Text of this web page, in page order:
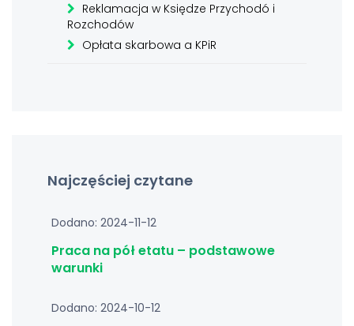
Reklamacja w Księdze Przychodó i
Rozchodów
Opłata skarbowa a KPiR
Najczęściej czytane
Dodano: 2024-11-12
Praca na pół etatu – podstawowe
warunki
Dodano: 2024-10-12